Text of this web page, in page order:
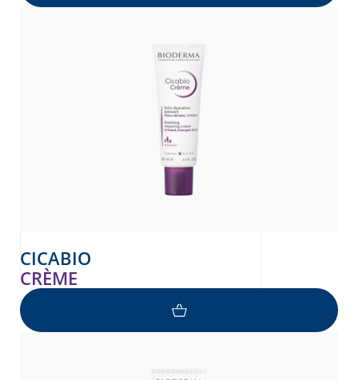
CICABIO
CRÈME